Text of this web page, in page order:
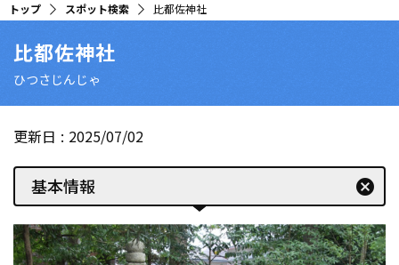
トップ スポット検索 比都佐神社
比都佐神社
ひつさじんじゃ
更新日 2025/07/02
基本情報 cancel